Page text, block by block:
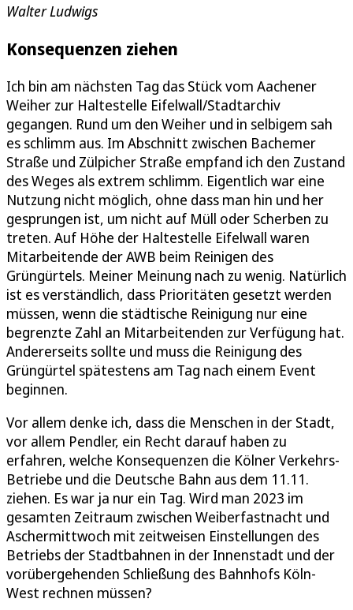
Walter Ludwigs
Konsequenzen ziehen
Ich bin am nächsten Tag das Stück vom Aachener
Weiher zur Haltestelle Eifelwall/Stadtarchiv
gegangen. Rund um den Weiher und in selbigem sah
es schlimm aus. Im Abschnitt zwischen Bachemer
Straße und Zülpicher Straße empfand ich den Zustand
des Weges als extrem schlimm. Eigentlich war eine
Nutzung nicht möglich, ohne dass man hin und her
gesprungen ist, um nicht auf Müll oder Scherben zu
treten. Auf Höhe der Haltestelle Eifelwall waren
Mitarbeitende der AWB beim Reinigen des
Grüngürtels. Meiner Meinung nach zu wenig. Natürlich
ist es verständlich, dass Prioritäten gesetzt werden
müssen, wenn die städtische Reinigung nur eine
begrenzte Zahl an Mitarbeitenden zur Verfügung hat.
Andererseits sollte und muss die Reinigung des
Grüngürtel spätestens am Tag nach einem Event
beginnen.
Vor allem denke ich, dass die Menschen in der Stadt,
vor allem Pendler, ein Recht darauf haben zu
erfahren, welche Konsequenzen die Kölner Verkehrs-
Betriebe und die Deutsche Bahn aus dem 11.11.
ziehen. Es war ja nur ein Tag. Wird man 2023 im
gesamten Zeitraum zwischen Weiberfastnacht und
Aschermittwoch mit zeitweisen Einstellungen des
Betriebs der Stadtbahnen in der Innenstadt und der
vorübergehenden Schließung des Bahnhofs Köln-
West rechnen müssen?